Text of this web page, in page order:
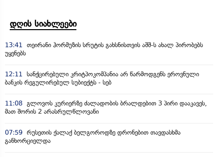
დღის სიახლეები
13:41
თეირანი ჰორმუზის სრუტის გახსნისთვის აშშ-ს ახალ პირობებს
უყენებს
12:11
სანქცირებული კრიტპოკომპანია არ წარმოდგენს ეროვნული
ბანკის რეგულირებულ სუბიექტს - სებ
11:08 გლოვოს კურიერზე ძალადობის ბრალდებით 3 პირი დააკავეს,
მათ შორის 2 არასრულწლოვანი
07:59 რუსეთის ქალაქ ბელგოროდზე დრონებით თავდასხმა
განხორციელდა